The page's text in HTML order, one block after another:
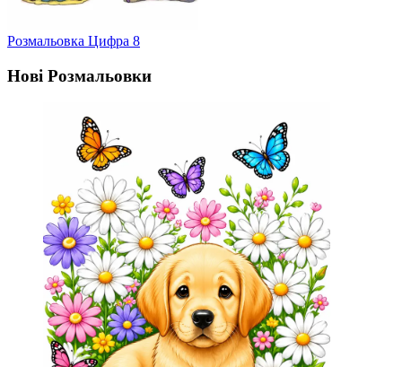
Розмальовка Цифра 8
Нові Розмальовки